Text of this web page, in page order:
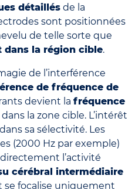
détaillés de la
sont positionnées
de telle sorte que
dans la région cible.
de l’interférence
de fréquence de
devient la fréquence
dans la zone cible. L’intérêt
sa sélectivité. Les
(2000 Hz par exemple)
l’activité
cérébral intermédiaire
se focalise uniquement